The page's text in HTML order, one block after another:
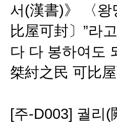
서(漢書)》 〈왕
比屋可封〕”라
다 다 봉하여도
桀紂之民 可比
[주-D003] 궐리